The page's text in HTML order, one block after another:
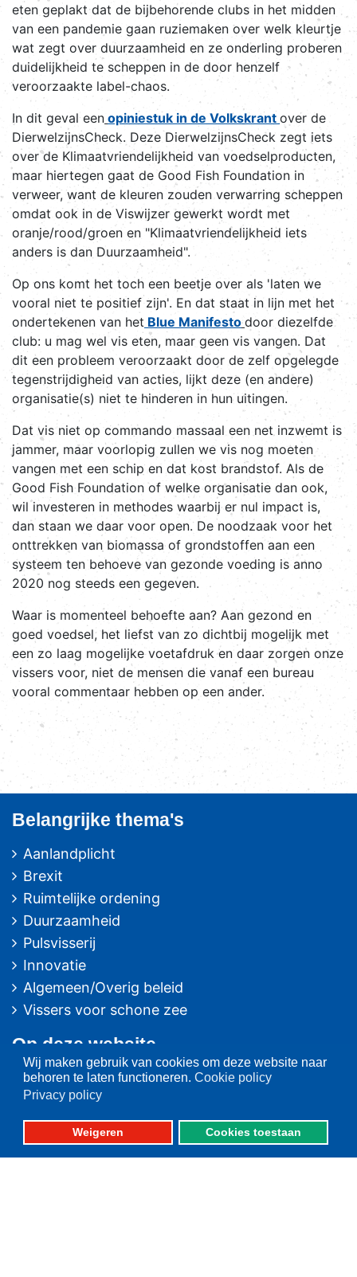
Wij maken gebruik van cookies om deze website naar
behoren te laten functioneren. Cookie policy
Privacy policy
Weigeren Cookies toestaan
eten geplakt dat de bijbehorende clubs in het midden
van een pandemie gaan ruziemaken over welk kleurtje
wat zegt over duurzaamheid en ze onderling proberen
duidelijkheid te scheppen in de door henzelf
veroorzaakte label-chaos.
In dit geval een opiniestuk in de Volkskrant over de
DierwelzijnsCheck. Deze DierwelzijnsCheck zegt iets
over de Klimaatvriendelijkheid van voedselproducten,
maar hiertegen gaat de Good Fish Foundation in
verweer, want de kleuren zouden verwarring scheppen
omdat ook in de Viswijzer gewerkt wordt met
oranje/rood/groen en "Klimaatvriendelijkheid iets
anders is dan Duurzaamheid".
Op ons komt het toch een beetje over als 'laten we
vooral niet te positief zijn'. En dat staat in lijn met het
ondertekenen van het Blue Manifesto door diezelfde
club: u mag wel vis eten, maar geen vis vangen. Dat
dit een probleem veroorzaakt door de zelf opgelegde
tegenstrijdigheid van acties, lijkt deze (en andere)
organisatie(s) niet te hinderen in hun uitingen.
Dat vis niet op commando massaal een net inzwemt is
jammer, maar voorlopig zullen we vis nog moeten
vangen met een schip en dat kost brandstof. Als de
Good Fish Foundation of welke organisatie dan ook,
wil investeren in methodes waarbij er nul impact is,
dan staan we daar voor open. De noodzaak voor het
onttrekken van biomassa of grondstoffen aan een
systeem ten behoeve van gezonde voeding is anno
2020 nog steeds een gegeven.
Waar is momenteel behoefte aan? Aan gezond en
goed voedsel, het liefst van zo dichtbij mogelijk met
een zo laag mogelijke voetafdruk en daar zorgen onze
vissers voor, niet de mensen die vanaf een bureau
vooral commentaar hebben op een ander.
Belangrijke thema's
Aanlandplicht
Brexit
Ruimtelijke ordening
Duurzaamheid
Pulsvisserij
Innovatie
Algemeen/Overig beleid
Vissers voor schone zee
Op deze website
Over VisNed
PO's
Vertegenwoordiging
Contact